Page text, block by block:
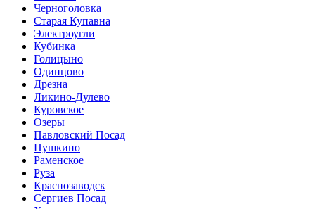
Черноголовка
Старая Купавна
Электроугли
Кубинка
Голицыно
Одинцово
Дрезна
Ликино-Дулево
Куровское
Озеры
Павловский Посад
Пушкино
Раменское
Руза
Краснозаводск
Сергиев Посад